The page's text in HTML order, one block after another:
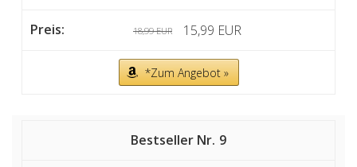
18,99 EUR 15,99 EUR
*Zum Angebot »
9